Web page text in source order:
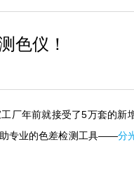
色仪！
厂年前就接受了5万套的新
助专业的色差检测工具——分